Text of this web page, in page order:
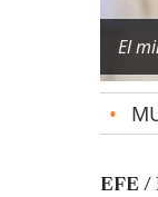
El
•
EFE /